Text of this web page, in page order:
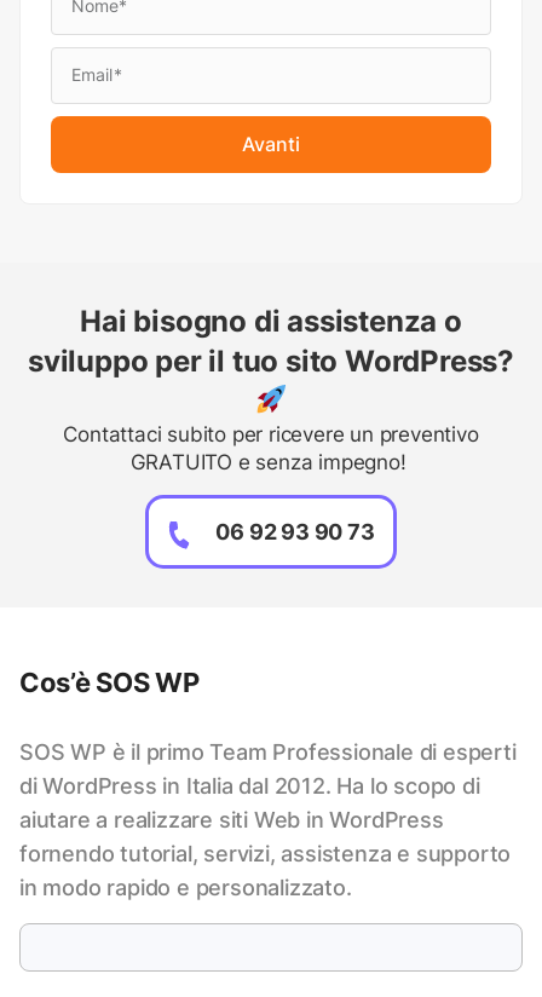
Avanti
Hai bisogno di assistenza o
sviluppo per il tuo sito WordPress?
Contattaci subito per ricevere un preventivo
GRATUITO e senza impegno!
06 92 93 90 73
Cos’è SOS WP
SOS WP è il primo Team Professionale di esperti
di WordPress in Italia dal 2012. Ha lo scopo di
aiutare a realizzare siti Web in WordPress
fornendo tutorial, servizi, assistenza e supporto
in modo rapido e personalizzato.